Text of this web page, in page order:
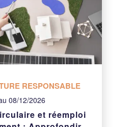
RESPONSABLE
08/12/2026
et réemploi